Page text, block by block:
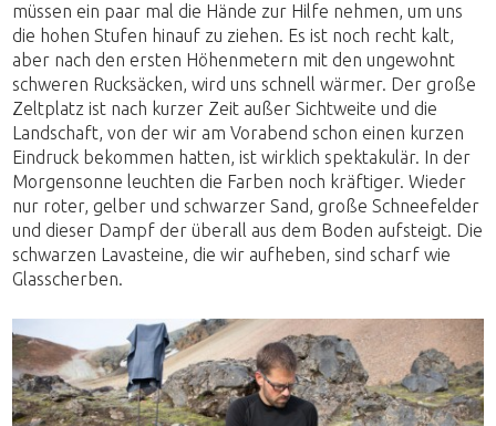
müssen ein paar mal die Hände zur Hilfe nehmen, um uns
die hohen Stufen hinauf zu ziehen. Es ist noch recht kalt,
aber nach den ersten Höhenmetern mit den ungewohnt
schweren Rucksäcken, wird uns schnell wärmer. Der große
Zeltplatz ist nach kurzer Zeit außer Sichtweite und die
Landschaft, von der wir am Vorabend schon einen kurzen
Eindruck bekommen hatten, ist wirklich spektakulär. In der
Morgensonne leuchten die Farben noch kräftiger. Wieder
nur roter, gelber und schwarzer Sand, große Schneefelder
und dieser Dampf der überall aus dem Boden aufsteigt. Die
schwarzen Lavasteine, die wir aufheben, sind scharf wie
Glasscherben.